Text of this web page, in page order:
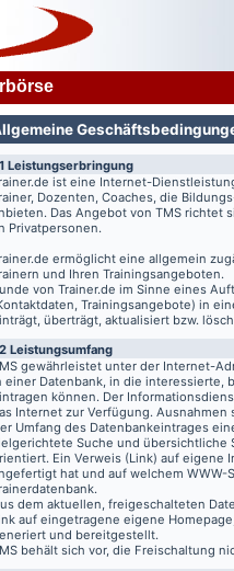
Leistungserbringung
ist eine Internet-
Dozenten, Coaches, die
Das Angebot von TMS richtet
Privatpersonen.
ermöglicht eine allgemein
und Ihren Trainingsangeboten.
von Trainer.de im Sinne eines
Trainingsangebote) in
überträgt, aktualisiert bzw.
Leistungsumfang
gewährleistet unter der Internet-
einer Datenbank, in die interessierte,
können. Der
Internet zur Verfügung.
Umfang des Datenbankeintrages
Suche und übersichtliche
Ein Verweis (Link) auf eigene
hat und auf welchem
dem aktuellen, freigeschalteten
auf eingetragene eigene
und bereitgestellt.
behält sich vor, die Freischaltung